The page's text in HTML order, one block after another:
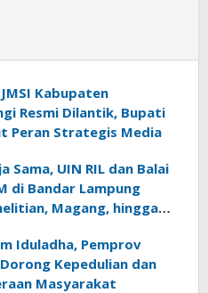
Kabupaten
Resmi Dilantik, Bupati
Peran Strategis Media
Sama, UIN RIL dan Balai
di Bandar Lampung
Magang, hingga
Iduladha, Pemprov
Kepedulian dan
Masyarakat